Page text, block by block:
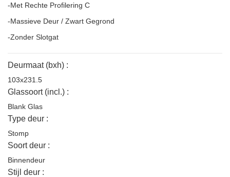
-Met Rechte Profilering C
-Massieve Deur / Zwart Gegrond
-Zonder Slotgat
Deurmaat (bxh) :
103x231.5
Glassoort (incl.) :
Blank Glas
Type deur :
Stomp
Soort deur :
Binnendeur
Stijl deur :